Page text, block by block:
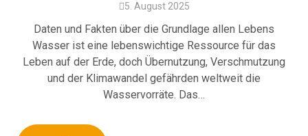
5. August 2025
Daten und Fakten über die Grundlage allen Lebens
Wasser ist eine lebenswichtige Ressource für das
Leben auf der Erde, doch Übernutzung, Verschmutzung
und der Klimawandel gefährden weltweit die
Wasservorräte. Das…